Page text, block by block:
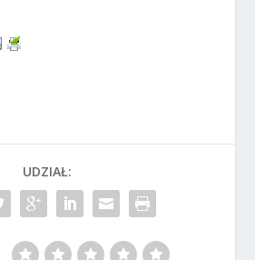
UDZIAŁ: